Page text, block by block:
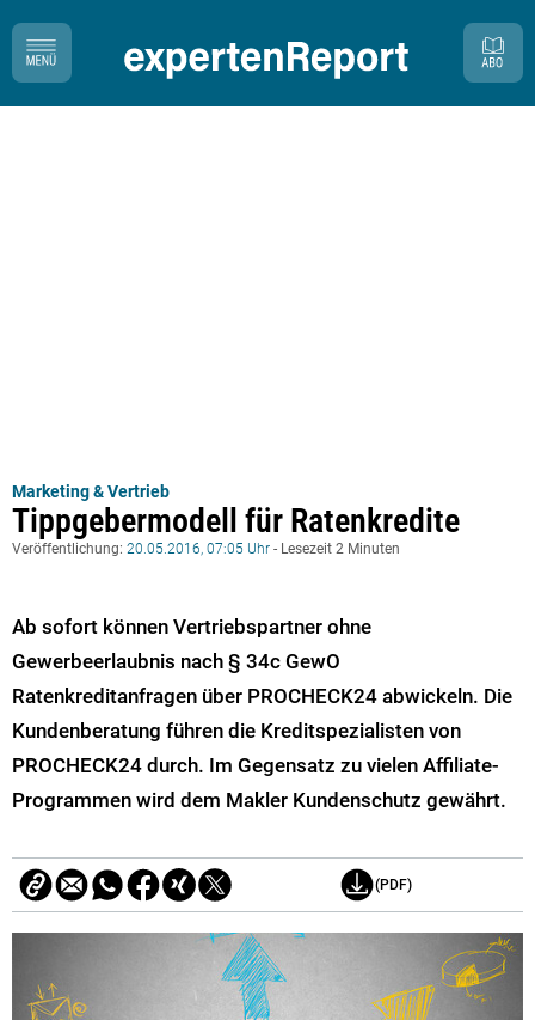
Marketing & Vertrieb
Tippgebermodell für Ratenkredite
Veröffentlichung: 20.05.2016, 07:05 Uhr - Lesezeit 2 Minuten
Ab sofort können Vertriebspartner ohne
Gewerbeerlaubnis nach § 34c GewO
Ratenkreditanfragen über PROCHECK24 abwickeln. Die
Kundenberatung führen die Kreditspezialisten von
PROCHECK24 durch. Im Gegensatz zu vielen Affiliate-
Programmen wird dem Makler Kundenschutz gewährt.
(PDF)